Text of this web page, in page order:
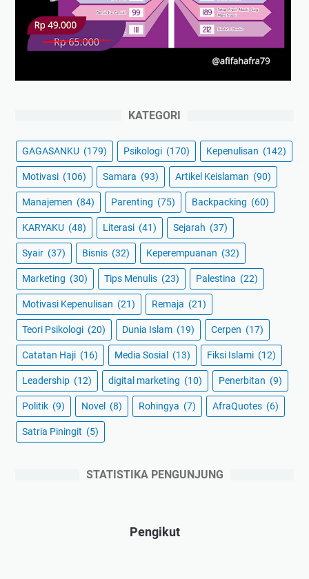
KATEGORI
GAGASANKU (179) Psikologi (170) Kepenulisan (142)
Motivasi (106) Samara (93) Artikel Keislaman (90)
Manajemen (84) Parenting (75) Backpacking (60)
KARYAKU (48) Literasi (41) Sejarah (37)
Syair (37) Bisnis (32) Keperempuanan (32)
Marketing (30) Tips Menulis (23) Palestina (22)
Motivasi Kepenulisan (21) Remaja (21)
Teori Psikologi (20) Dunia Islam (19) Cerpen (17)
Catatan Haji (16) Media Sosial (13) Fiksi Islami (12)
Leadership (12) digital marketing (10) Penerbitan (9)
Politik (9) Novel (8) Rohingya (7) AfraQuotes (6)
Satria Piningit (5)
STATISTIKA PENGUNJUNG
Pengikut